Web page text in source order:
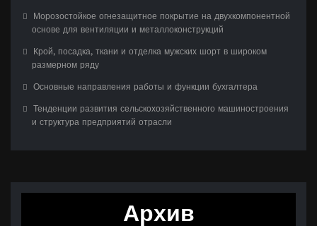
Морозостойкое огнезащитное покрытие на двухкомпонентной
основе для вентиляции и металлоконструкций
Крой, посадка, ткани и отделка мужских шорт в широком
размерном ряду
Основные направления работы и функции бухгалтера
Тенденции развития сельскохозяйственного машиностроения
и структура предприятий отрасли
Архив